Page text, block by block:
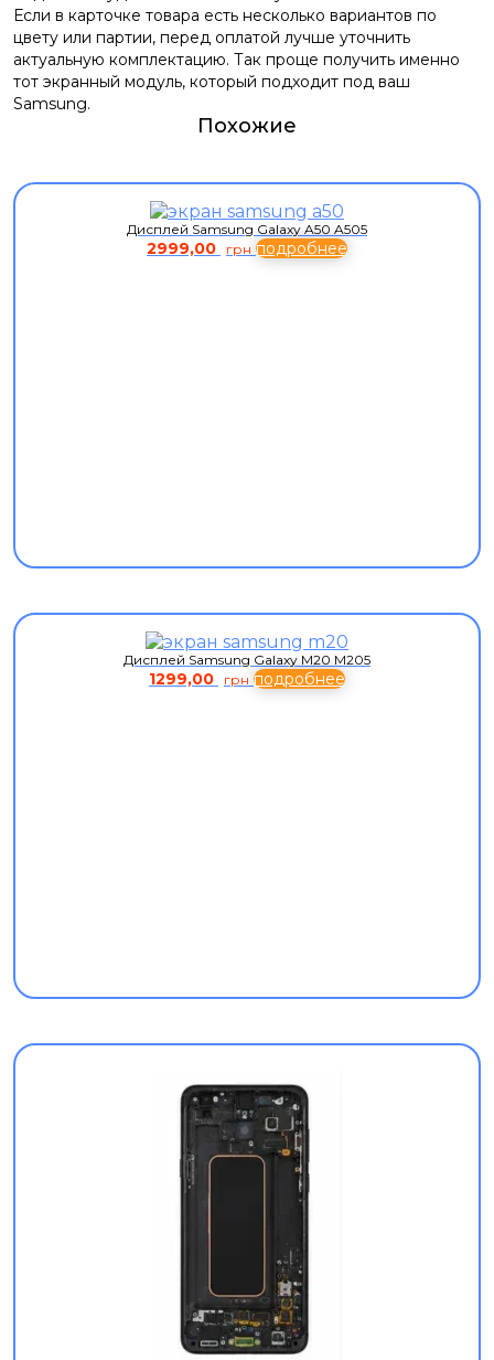
Если в карточке товара есть несколько вариантов по
цвету или партии, перед оплатой лучше уточнить
актуальную комплектацию. Так проще получить именно
тот экранный модуль, который подходит под ваш
Samsung.
Похожие
Дисплей Samsung Galaxy A50 A505
2999,00 грн подробнее
Дисплей Samsung Galaxy M20 M205
1299,00 грн подробнее